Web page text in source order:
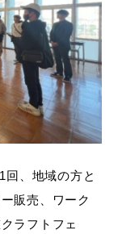
回、地域の方と
販売、ワーク
ラフトフェ